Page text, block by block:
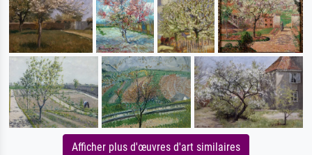
Afficher plus d'œuvres d'art similaires